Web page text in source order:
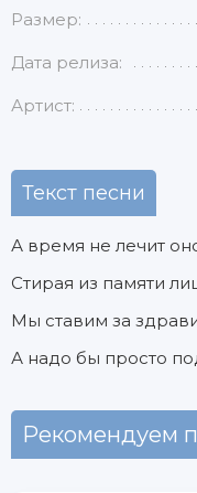
Размер:
Дата релиза:
Артист:
Текст песни
А время не лечит
Стирая из памяти
Мы ставим за
А надо бы просто
Рекомендуем